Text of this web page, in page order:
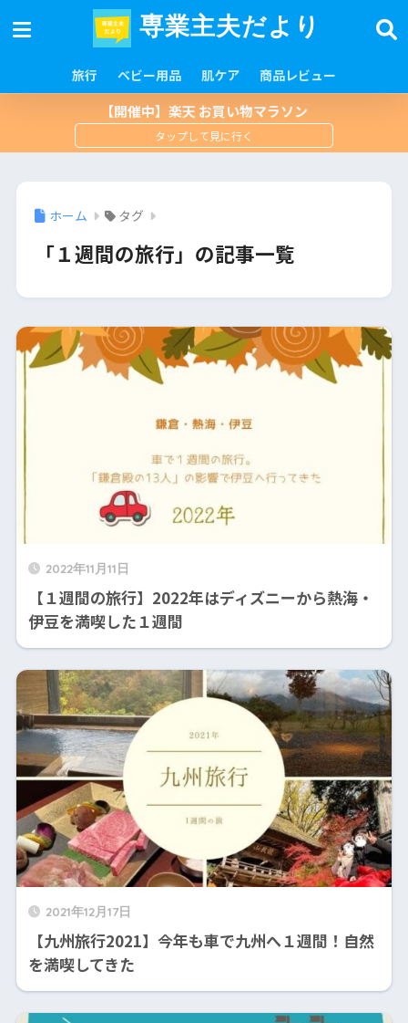
専業主夫だより
旅行 ベビー用品 肌ケア 商品レビュー
【開催中】楽天 お買い物マラソン
ホーム タグ
「１週間の旅行」の記事一覧
2022年11月11日
【１週間の旅行】2022年はディズニーから熱海・
伊豆を満喫した１週間
2021年12月17日
【九州旅行2021】今年も車で九州へ１週間！自然
を満喫してきた